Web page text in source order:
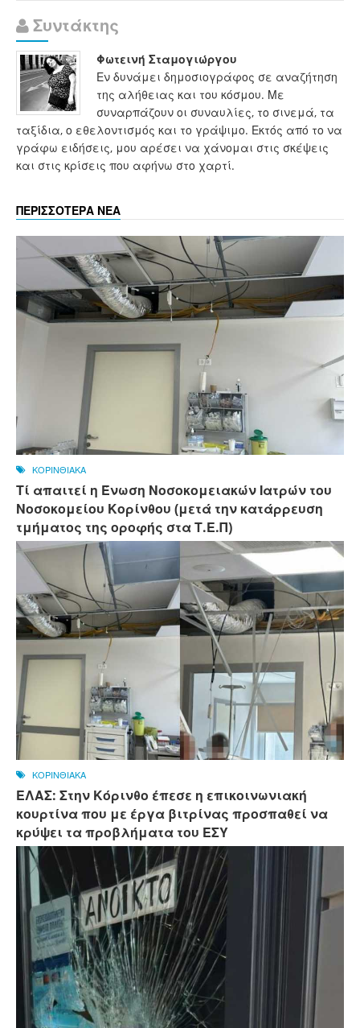
Συντάκτης
Φωτεινή Σταμογιώργου
Εν δυνάμει δημοσιογράφος σε αναζήτηση
της αλήθειας και του κόσμου. Με
συναρπάζουν οι συναυλίες, το σινεμά, τα
ταξίδια, ο εθελοντισμός και το γράψιμο. Εκτός από το να
γράφω ειδήσεις, μου αρέσει να χάνομαι στις σκέψεις
και στις κρίσεις που αφήνω στο χαρτί.
ΠΕΡΙΣΣΟΤΕΡΑ ΝΕΑ
ΚΟΡΙΝΘΙΑΚΑ
Τί απαιτεί η Ένωση Νοσοκομειακών Ιατρών του
Νοσοκομείου Κορίνθου (μετά την κατάρρευση
τμήματος της οροφής στα Τ.Ε.Π)
ΚΟΡΙΝΘΙΑΚΑ
ΕΛΑΣ: Στην Κόρινθο έπεσε η επικοινωνιακή
κουρτίνα που με έργα βιτρίνας προσπαθεί να
κρύψει τα προβλήματα του ΕΣΥ